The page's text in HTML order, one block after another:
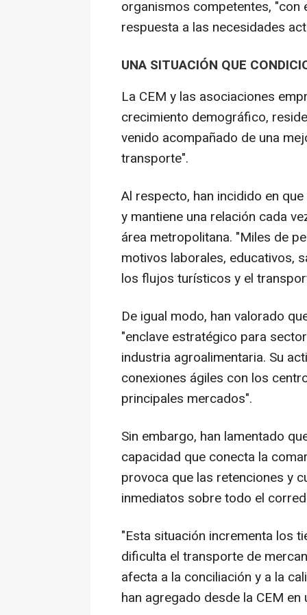
organismos competentes, "con
respuesta a las necesidades
UNA SITUACIÓN QUE
La CEM y las asociaciones
crecimiento demográfico,
venido acompañado de una
transporte".
Al respecto, han incidido en
y mantiene una relación cada
área metropolitana. "Miles de
motivos laborales, educativos,
los flujos turísticos y el
De igual modo, han valorado
"enclave estratégico para
industria agroalimentaria. Su
conexiones ágiles con los
principales mercados".
Sin embargo, han lamentado
capacidad que conecta la
provoca que las retenciones y
inmediatos sobre todo el
"Esta situación incrementa los
dificulta el transporte de
afecta a la conciliación y a la
han agregado desde la CEM en